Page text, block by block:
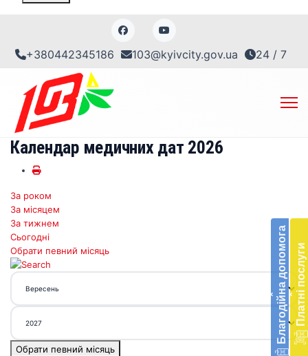
+380442345186 103@kyivcity.gov.ua 24 / 7
‹ Благодійна допомогав
‹ Платні послуги
Календар медичних дат 2026
За роком
За місяцем
За тижнем
Сьогодні
Обрати певний місяць
Обрати певний місяць